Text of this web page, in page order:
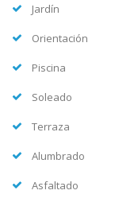
Jardín
Orientación
Piscina
Soleado
Terraza
Alumbrado
Asfaltado